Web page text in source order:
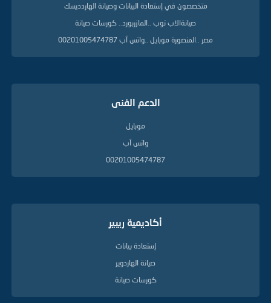
متخصصون في إستعادة البيانات وصيانة الهاردديسك
صيانةالاب توب ..المازربورد.. كورسات صيانة
مصر ..المنصورة موبايل ..واتس آب 00201005474787
الدعم الفنى
موبايل
واتس آب
00201005474787
أكاديمية ريبير
إستعادة بيانات
صيانة الهاردوير
كورسات صيانة